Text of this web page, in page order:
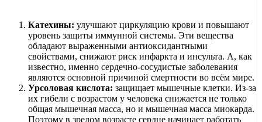
Катехины: улучшают циркуляцию крови и повышают
уровень защиты иммунной системы. Эти вещества
обладают выраженными антиоксидантными
свойствами, снижают риск инфаркта и инсульта. А, как
известно, именно сердечно-сосудистые заболевания
являются основной причиной смертности во всём мире.
Урсоловая кислота: защищает мышечные клетки. Из-за
их гибели с возрастом у человека снижается не только
общая мышечная масса, но и мышечная масса миокарда.
Поэтому в зрелом возрасте сердце начинает работать